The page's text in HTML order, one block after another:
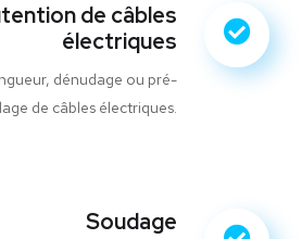
de câbles
électriques
dénudage ou pré-
de câbles électriques.
Soudage